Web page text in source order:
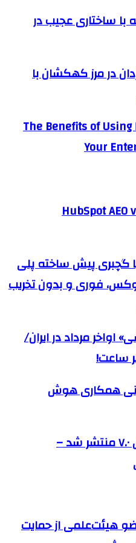
ساختاری عجیب در
در مرز کهکشان با
The Benefits of
Your
HubSpot AEO
گچبری پیش ساخته پلی
فوری و بدون تخریب
مرداد در ایران/
همکاری هوش
وردپرس فارسی نگارش ۷.۰ منتشر شد –
هیئت‌علمی از حمایت